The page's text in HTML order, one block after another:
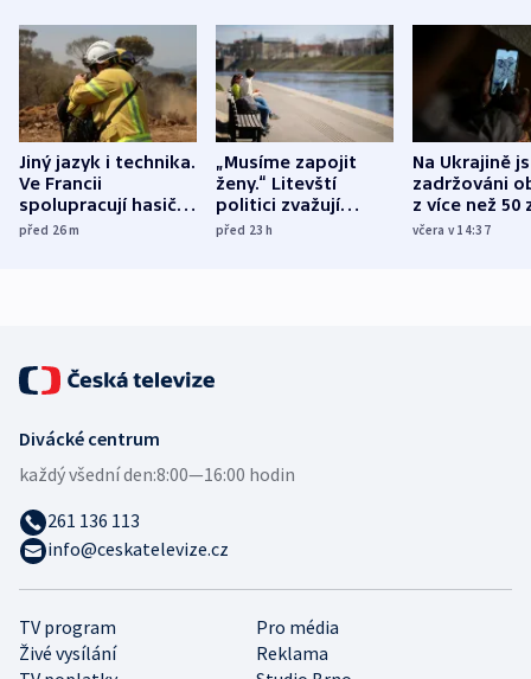
Jiný jazyk i technika.
Ve Francii
spolupracují hasiči z
různých zemí
před 26m
„Musíme zapojit
ženy.“ Litevští
politici zvažují
dohodu o
před 23h
Na Ukrajině
zadržováni
z více než 50
Bojovali na
včera v 14:37
TV program
Pro média
Živé vysílání
Reklama
Divácké centrum
každý všední den:8:00—16:00 hodin
261 136 113
info@ceskatelevize.cz